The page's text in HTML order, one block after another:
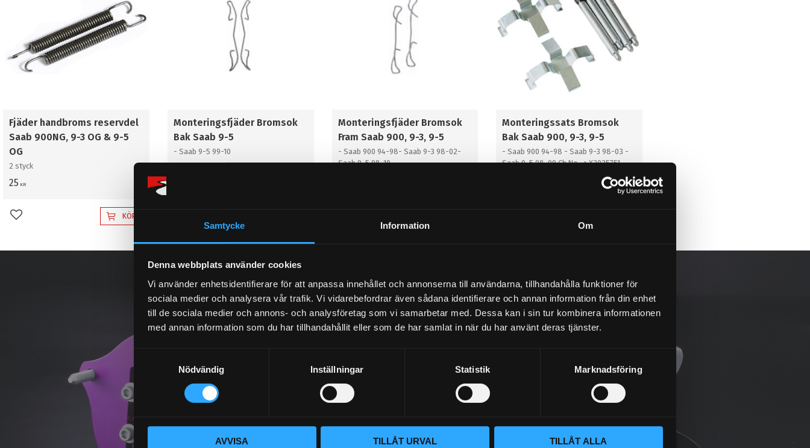
Samtycke Information Om
Denna webbplats använder cookies
Vi använder enhetsidentifierare för att anpassa innehållet och annonserna till användarna, tillhandahålla funktioner för
sociala medier och analysera vår trafik. Vi vidarebefordrar även sådana identifierare och annan information från din enhet
till de sociala medier och annons- och analysföretag som vi samarbetar med. Dessa kan i sin tur kombinera informationen
med annan information som du har tillhandahållit eller som de har samlat in när du har använt deras tjänster.
a
m
t
c
k
Nödvändig Inställningar Statistik Marknadsföring
AVVISA TILLÅT URVAL TILLÅT ALLA
Fjäder handbroms reservdel
Saab 900NG, 9-3 OG & 9-5
OG
2 styck
25 KR
Lägg till i favoriter KÖP
Monteringsfjäder Bromsok
Bak Saab 9-5
- Saab 9-5 99-10
Lägg till i favoriter
Monteringsfjäder Bromsok
Fram Saab 900, 9-3, 9-5
- Saab 900 94-98- Saab 9-3 98-02-
Saab 9-5 98-10
Lägg till i favoriter
Monteringssats Bromsok
Bak Saab 900, 9-3, 9-5
- Saab 900 94-98 - Saab 9-3 98-03 -
Saab 9-5 98-99 Ch No -> X3025751
Lägg till i favoriter
NYHETSBREV
PRENUMERERA